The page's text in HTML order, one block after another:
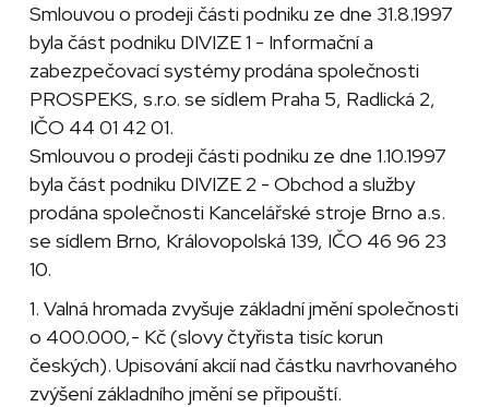
Smlouvou o prodeji části podniku ze dne 31.8.1997
byla část podniku DIVIZE 1 - Informační a
zabezpečovací systémy prodána společnosti
PROSPEKS, s.r.o. se sídlem Praha 5, Radlická 2,
IČO 44 01 42 01.
Smlouvou o prodeji části podniku ze dne 1.10.1997
byla část podniku DIVIZE 2 - Obchod a služby
prodána společnosti Kancelářské stroje Brno a.s.
se sídlem Brno, Královopolská 139, IČO 46 96 23
10.
1. Valná hromada zvyšuje základní jmění společnosti
o 400.000,- Kč (slovy čtyřista tisíc korun
českých). Upisování akcií nad částku navrhovaného
zvýšení základního jmění se připouští.